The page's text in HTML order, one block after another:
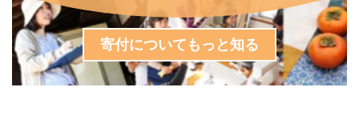
寄付についてもっと知る